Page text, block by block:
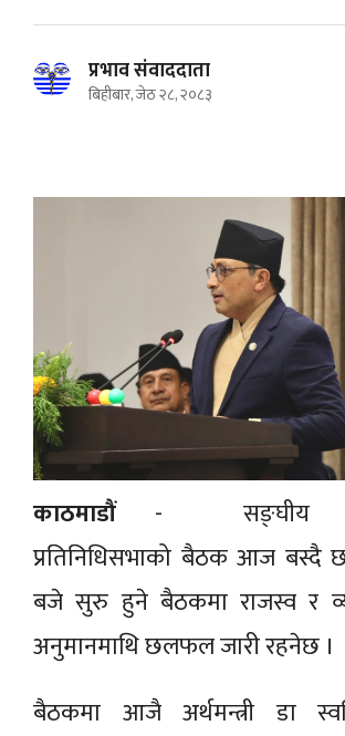
प्रभाव संवाददाता
बिहीबार, जेठ २८, २०८३
काठमाडौं- सङ्घीय
प्रतिनिधिसभाको बैठक आज बस्दै
बजे सुरु हुने बैठकमा राजस्व र
अनुमानमाथि छलफल जारी रहनेछ ।
बैठकमा आजै अर्थमन्त्री डा